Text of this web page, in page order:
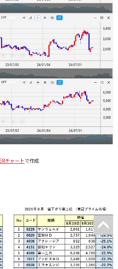
チャートで作成